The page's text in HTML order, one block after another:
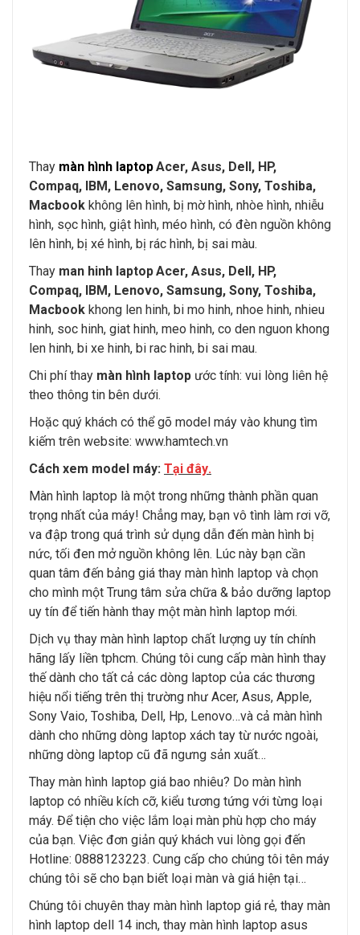
Thay màn hình laptopAcer, Asus, Dell, HP,
Compaq, IBM, Lenovo, Samsung, Sony, Toshiba,
Macbook không lên hình, bị mờ hình, nhòe hình, nhiễu
hình, sọc hình, giật hình, méo hình, có đèn nguồn không
lên hình, bị xé hình, bị rác hình, bị sai màu.
Thay man hinh laptopAcer, Asus, Dell, HP,
Compaq, IBM, Lenovo, Samsung, Sony, Toshiba,
Macbook khong len hinh, bi mo hinh, nhoe hinh, nhieu
hinh, soc hinh, giat hinh, meo hinh, co den nguon khong
len hinh, bi xe hinh, bi rac hinh, bi sai mau.
Chi phí thay màn hình laptop ước tính: vui lòng liên hệ
theo thông tin bên dưới.
Hoặc quý khách có thể gõ model máy vào khung tìm
kiếm trên website: www.hamtech.vn
Cách xem model máy: Tại đây.
Màn hình laptop là một trong những thành phần quan
trọng nhất của máy! Chẳng may, bạn vô tình làm rơi vỡ,
va đập trong quá trình sử dụng dẫn đến màn hình bị
nức, tối đen mở nguồn không lên. Lúc này bạn cần
quan tâm đến bảng giá thay màn hình laptop và chọn
cho mình một Trung tâm sửa chữa & bảo dưỡng laptop
uy tín để tiến hành thay một màn hình laptop mới.
Dịch vụ thay màn hình laptop chất lượng uy tín chính
hãng lấy liền tphcm. Chúng tôi cung cấp màn hình thay
thế dành cho tất cả các dòng laptop của các thương
hiệu nổi tiếng trên thị trường như Acer, Asus, Apple,
Sony Vaio, Toshiba, Dell, Hp, Lenovo…và cả màn hình
dành cho những dòng laptop xách tay từ nước ngoài,
những dòng laptop cũ đã ngưng sản xuất…
Thay màn hình laptop giá bao nhiêu? Do màn hình
laptop có nhiều kích cỡ, kiểu tương tứng với từng loại
máy. Để tiện cho việc lắm loại màn phù hợp cho máy
của bạn. Việc đơn giản quý khách vui lòng gọi đến
Hotline: 0888123223. Cung cấp cho chúng tôi tên máy
chúng tôi sẽ cho bạn biết loại màn và giá hiện tại…
Chúng tôi chuyên thay màn hình laptop giá rẻ, thay màn
hình laptop dell 14 inch, thay màn hình laptop asus